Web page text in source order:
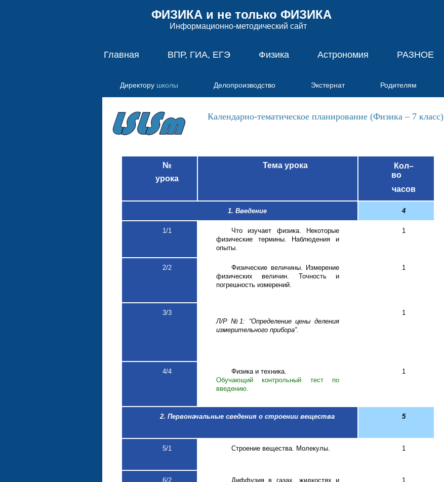
Календарно-тематическое планирование (Физика – 7 класс)
№
урока
Тема урока Кол–
во
часов
1. Введение 4
1/1
Что изучает физика. Некоторые
физические термины. Наблюдения и
опыты.
1
2/2
Физические величины. Измерение
физических величин. Точность и
погрешность измерений.
1
3/3
Л/Р №1: “Определение цены деления
измерительного прибора”.
1
4/4
Физика и техника.
Обучающий контрольный тест по
введению.
1
2. Первоначальные сведения о строении вещества 5
5/1 Строение вещества. Молекулы. 1
6/2
Диффузия в газах, жидкостях и
1
Главная
Директору школы Делопроизводство Экстернат Родителям
ВПР, ГИА, ЕГЭ Физика Астрономия РАЗНОЕ
ФИЗИКА и не только ФИЗИКА
Информационно-методический сайт